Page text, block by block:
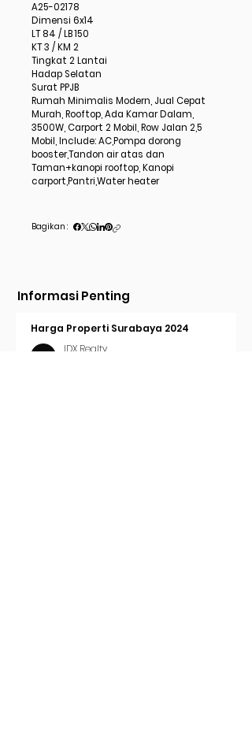
A25-02178
Dimensi 6x14
LT 84 / LB 150
KT 3 / KM 2
Tingkat 2 Lantai
Hadap Selatan
Surat PPJB
Rumah Minimalis Modern, Jual Cepat
Murah, Rooftop, Ada Kamar Dalam,
3500W, Carport 2 Mobil, Row Jalan 2,5
Mobil, Include: AC,Pompa dorong
booster,Tandon air atas dan
Taman+kanopi rooftop, Kanopi
carport,Pantri,Water heater
Bagikan :
Informasi Penting
Harga Properti Surabaya 2024
IDX Realty